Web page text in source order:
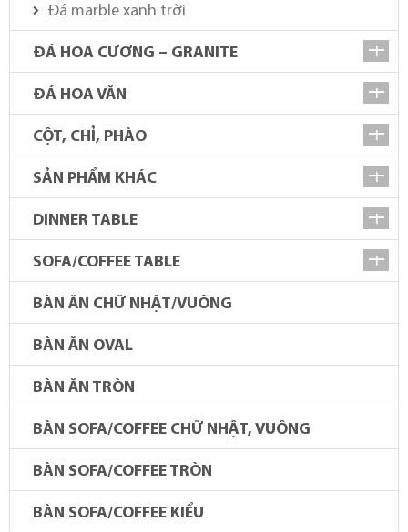
Đá marble xanh trời
ĐÁ HOA CƯƠNG – GRANITE
ĐÁ HOA VĂN
CỘT, CHỈ, PHÀO
SẢN PHẨM KHÁC
DINNER TABLE
SOFA/COFFEE TABLE
BÀN ĂN CHỮ NHẬT/VUÔNG
BÀN ĂN OVAL
BÀN ĂN TRÒN
BÀN SOFA/COFFEE CHỮ NHẬT, VUÔNG
BÀN SOFA/COFFEE TRÒN
BÀN SOFA/COFFEE KIỂU